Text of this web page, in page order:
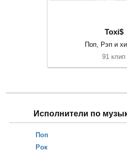
Toxi$
Поп, Рэп и
91 клип
Исполнители по
Поп
Рок